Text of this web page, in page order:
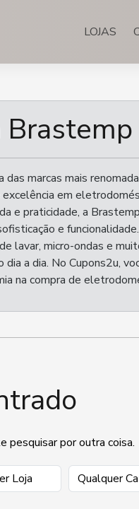
LOJAS
Brastemp
marcas mais
excelência em
e praticidade, a
e
lavar, micro-ondas e
a dia. No Cupons2u,
na compra de
pesquisar por outra coisa.